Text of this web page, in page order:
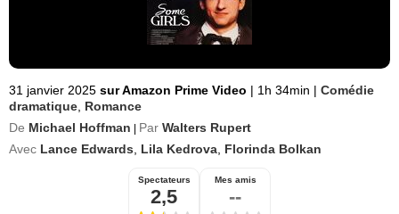
31 janvier 2025 sur Amazon Prime Video | 1h 34min | Comédie
dramatique Romance
De Michael Hoffman Par Walters Rupert
Avec Lance Edwards Lila Kedrova Florinda Bolkan
Spectateurs
2,5
Mes amis
--